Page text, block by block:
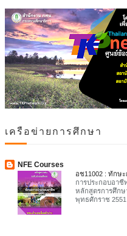
เครือข่ายการศึกษา
NFE Courses
อช11002 : ทักษ
การประกอบอาชี
หลักสูตรการศึก
พุทธศักราช 2551